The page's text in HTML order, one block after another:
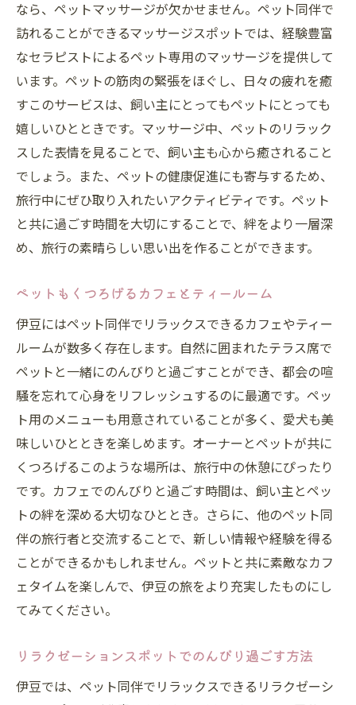
なら、ペットマッサージが欠かせません。ペット同伴で
訪れることができるマッサージスポットでは、経験豊富
なセラピストによるペット専用のマッサージを提供して
います。ペットの筋肉の緊張をほぐし、日々の疲れを癒
すこのサービスは、飼い主にとってもペットにとっても
嬉しいひとときです。マッサージ中、ペットのリラック
スした表情を見ることで、飼い主も心から癒されること
でしょう。また、ペットの健康促進にも寄与するため、
旅行中にぜひ取り入れたいアクティビティです。ペット
と共に過ごす時間を大切にすることで、絆をより一層深
め、旅行の素晴らしい思い出を作ることができます。
ペットもくつろげるカフェとティールーム
伊豆にはペット同伴でリラックスできるカフェやティー
ルームが数多く存在します。自然に囲まれたテラス席で
ペットと一緒にのんびりと過ごすことができ、都会の喧
騒を忘れて心身をリフレッシュするのに最適です。ペッ
ト用のメニューも用意されていることが多く、愛犬も美
味しいひとときを楽しめます。オーナーとペットが共に
くつろげるこのような場所は、旅行中の休憩にぴったり
です。カフェでのんびりと過ごす時間は、飼い主とペッ
トの絆を深める大切なひととき。さらに、他のペット同
伴の旅行者と交流することで、新しい情報や経験を得る
ことができるかもしれません。ペットと共に素敵なカフ
ェタイムを楽しんで、伊豆の旅をより充実したものにし
てみてください。
リラクゼーションスポットでのんびり過ごす方法
伊豆では、ペット同伴でリラックスできるリラクゼーシ